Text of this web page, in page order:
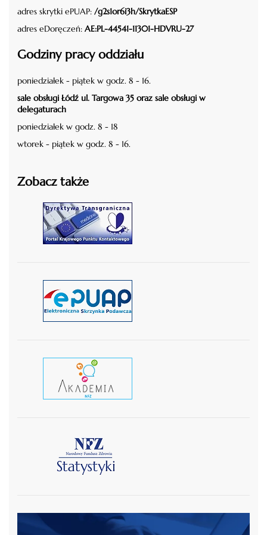
adres skrytki ePUAP: /g2s1or6i3h/SkrytkaESP
adres eDoręczeń: AE:PL-44541-11301-HDVRU-27
Godziny pracy oddziału
poniedziałek - piątek w godz. 8 - 16.
sale obsługi Łódź ul. Targowa 35 oraz sale obsługi w
delegaturach
poniedziałek w godz. 8 - 18
wtorek - piątek w godz. 8 - 16.
Zobacz także
czytaj więcej
czytaj więcej
czytaj więcej